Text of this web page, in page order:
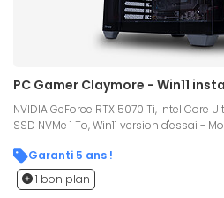
PC Gamer Claymore - Win11
NVIDIA GeForce RTX 5070 Ti, Intel Core
SSD NVMe 1 To, Win11 version d'essai -
Garanti 5 ans !
1 bon plan